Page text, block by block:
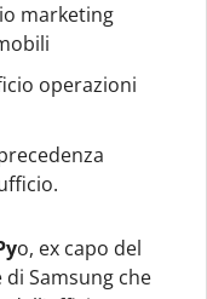
marketing
operazioni
o, ex capo del
Samsung che